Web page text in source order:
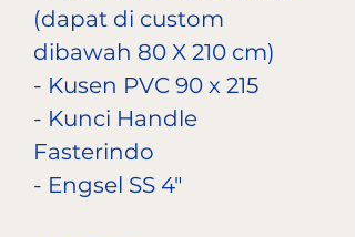
(dapat di custom
dibawah 80 X 210 cm)
- Kusen PVC 90 x 215
- Kunci Handle
Fasterindo
- Engsel SS 4"